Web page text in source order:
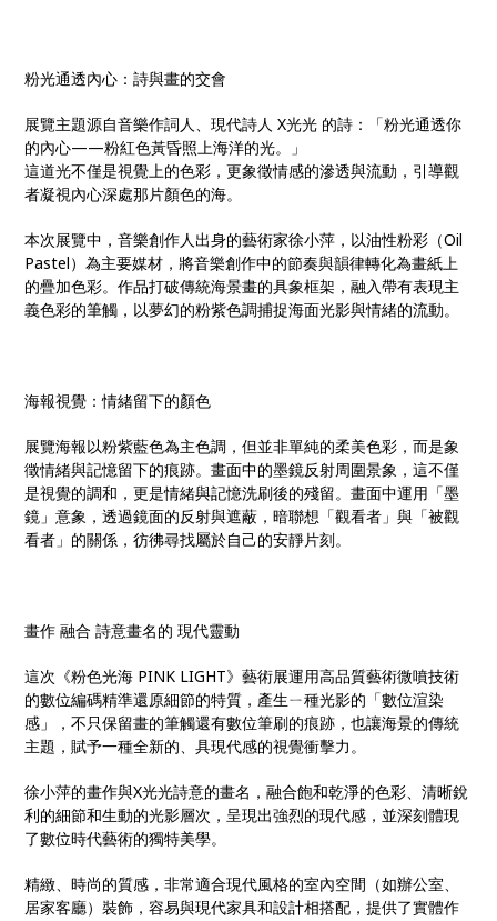
粉光通透內心：詩與畫的交會
展覽主題源自音樂作詞人、現代詩人 X光光 的詩：「粉光通透你
的內心——粉紅色黃昏照上海洋的光。」
這道光不僅是視覺上的色彩，更象徵情感的滲透與流動，引導觀
者凝視內心深處那片顏色的海。
本次展覽中，音樂創作人出身的藝術家徐小萍，以油性粉彩（Oil
Pastel）為主要媒材，將音樂創作中的節奏與韻律轉化為畫紙上
的疊加色彩。作品打破傳統海景畫的具象框架，融入帶有表現主
義色彩的筆觸，以夢幻的粉紫色調捕捉海面光影與情緒的流動。
海報視覺：情緒留下的顏色
展覽海報以粉紫藍色為主色調，但並非單純的柔美色彩，而是象
徵情緒與記憶留下的痕跡。畫面中的墨鏡反射周圍景象，這不僅
是視覺的調和，更是情緒與記憶洗刷後的殘留。畫面中運用「墨
鏡」意象，透過鏡面的反射與遮蔽，暗聯想「觀看者」與「被觀
看者」的關係，彷彿尋找屬於自己的安靜片刻。
畫作 融合 詩意畫名的 現代靈動
這次《粉色光海 PINK LIGHT》藝術展運用高品質藝術微噴技術
的數位編碼精準還原細節的特質，產生ㄧ種光影的「數位渲染
感」，不只保留畫的筆觸還有數位筆刷的痕跡，也讓海景的傳統
主題，賦予一種全新的、具現代感的視覺衝擊力。
徐小萍的畫作與X光光詩意的畫名，融合飽和乾淨的色彩、清晰銳
利的細節和生動的光影層次，呈現出強烈的現代感，並深刻體現
了數位時代藝術的獨特美學。
精緻、時尚的質感，非常適合現代風格的室內空間（如辦公室、
居家客廳）裝飾，容易與現代家具和設計相搭配，提供了實體作